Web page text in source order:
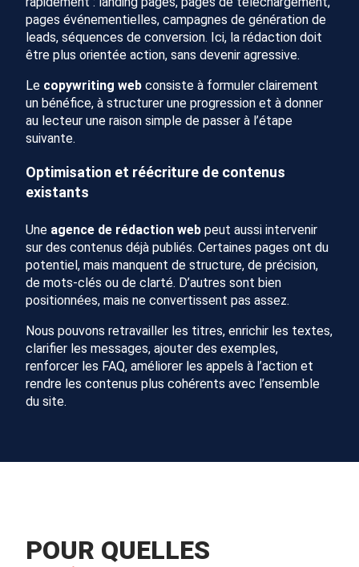
pages événementielles, campagnes de génération de
leads, séquences de conversion. Ici, la rédaction doit
être plus orientée action, sans devenir agressive.
Le copywriting web consiste à formuler clairement
un bénéfice, à structurer une progression et à donner
au lecteur une raison simple de passer à l’étape
suivante.
Optimisation et réécriture de contenus
existants
Une agence de rédaction web peut aussi intervenir
sur des contenus déjà publiés. Certaines pages ont du
potentiel, mais manquent de structure, de précision,
de mots-clés ou de clarté. D’autres sont bien
positionnées, mais ne convertissent pas assez.
Nous pouvons retravailler les titres, enrichir les textes,
clarifier les messages, ajouter des exemples,
renforcer les FAQ, améliorer les appels à l’action et
rendre les contenus plus cohérents avec l’ensemble
du site.
POUR QUELLES